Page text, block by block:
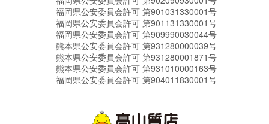
福岡県公安委員会許可 第901031330001号
福岡県公安委員会許可 第901131330001号
福岡県公安委員会許可 第909990030044号
熊本県公安委員会許可 第931280000039号
熊本県公安委員会許可 第931280001871号
熊本県公安委員会許可 第931010000163号
福岡県公安委員会許可 第904011830001号